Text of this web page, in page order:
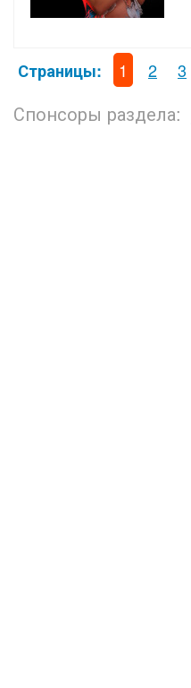
Страницы: 1 2 3
Спонсоры раздела: